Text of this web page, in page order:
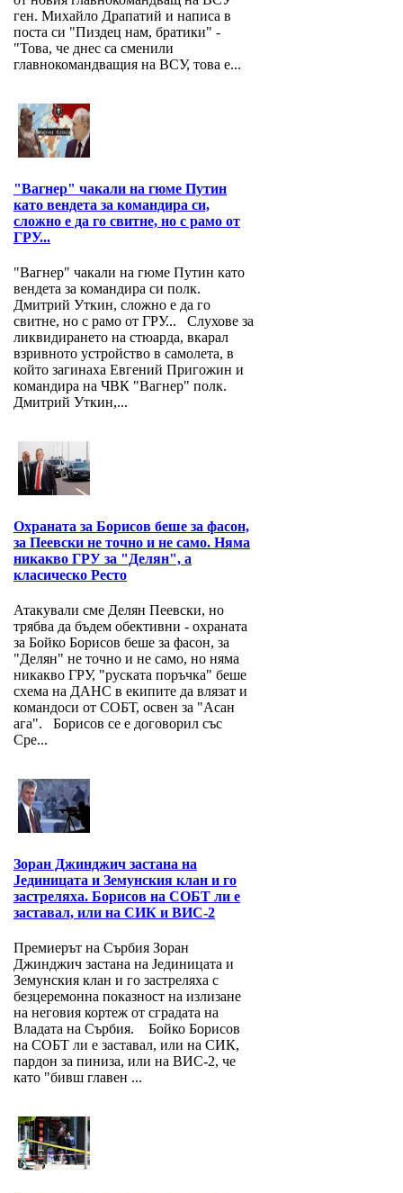
ген. Михайло Драпатий и написа в
поста си "Пиздец нам, братики" -
"Това, че днес са сменили
главнокомандващия на ВСУ, това е...
"Вагнер" чакали на гюме Путин
като вендета за командира си,
сложно е да го свитне, но с рамо от
ГРУ...
"Вагнер" чакали на гюме Путин като
вендета за командира си полк.
Дмитрий Уткин, сложно е да го
свитне, но с рамо от ГРУ... Слухове за
ликвидирането на стюарда, вкарал
взривното устройство в самолета, в
който загинаха Евгений Пригожин и
командира на ЧВК "Вагнер" полк.
Дмитрий Уткин,...
Охраната за Борисов беше за фасон,
за Пеевски не точно и не само. Няма
никакво ГРУ за "Делян", а
класическо Ресто
Атакували сме Делян Пеевски, но
трябва да бъдем обективни - охраната
за Бойко Борисов беше за фасон, за
"Делян" не точно и не само, но няма
никакво ГРУ, "руската поръчка" беше
схема на ДАНС в екипите да влязат и
командоси от СОБТ, освен за "Асан
ага". Борисов се е договорил със
Сре...
Зоран Джинджич застана на
Jединицата и Земунския клан и го
застреляха. Борисов на СОБТ ли е
заставал, или на СИК и ВИС-2
Премиерът на Сърбия Зоран
Джинджич застана на Jединицата и
Земунския клан и го застреляха с
безцеремонна показност на излизане
на неговия кортеж от сградата на
Владата на Сърбия. Бойко Борисов
на СОБТ ли е заставал, или на СИК,
пардон за пиниза, или на ВИС-2, че
като "бивш главен ...